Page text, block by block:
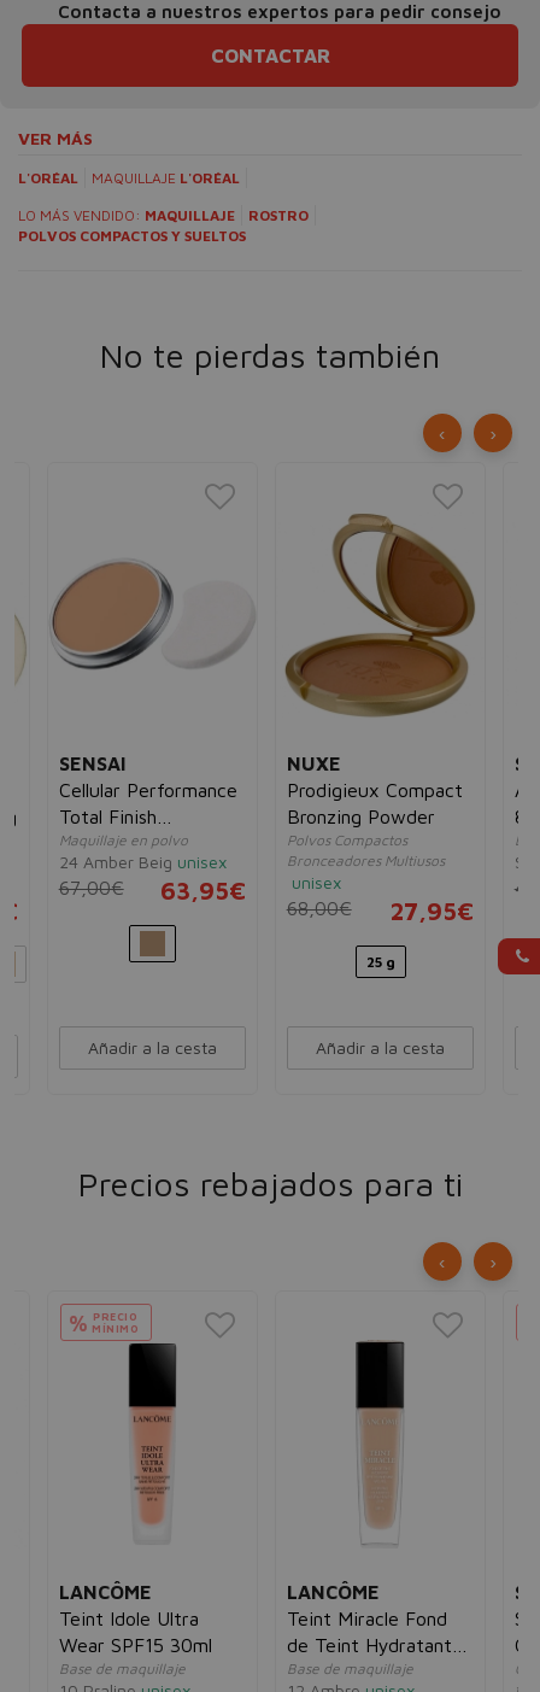
Contacta a nuestros expertos para pedir consejo
CONTACTAR
VER MÁS
L'ORÉAL MAQUILLAJE L'ORÉAL
LO MÁS VENDIDO: MAQUILLAJE
ROSTRO
POLVOS COMPACTOS Y SUELTOS
No te pierdas también
SENSAI
Cellular Performance
Total Finish
Foundation SPF15
12g - Recarga
Maquillaje en polvo
24 Amber Beig unisex
67,00€ 63,95€
Añadir a la cesta
NUXE
Prodigieux Compact
Bronzing Powder
Polvos Compactos
Bronceadores Multiusos
unisex
68,00€ 27,95€
25 g
Añadir a la cesta
‹ ›
Precios rebajados para ti
% PRECIO
MÍNIMO
LANCÔME
Teint Idole Ultra
Wear SPF15 30ml
Base de maquillaje
LANCÔME
Teint Miracle Fond
de Teint Hydratant
SPF15 30ml
Base de maquillaje
‹ ›